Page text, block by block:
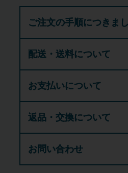
ご注文の手順につきま
配送・送料について
お支払いについて
返品・交換について
お問い合わせ